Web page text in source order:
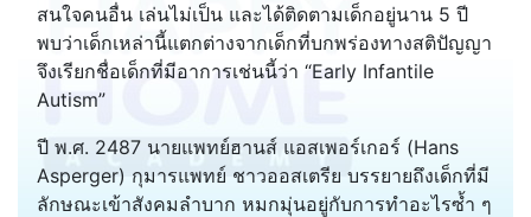
สนใจคนอื่น เล่นไม่เป็น และได้ติดตามเด็กอยู่นาน 5 ปี
พบว่าเด็กเหล่านี้แตกต่างจากเด็กที่บกพร่องทางสติปัญญา
จึงเรียกชื่อเด็กที่มีอาการเช่นนี้ว่า “Early Infantile
Autism”
ปี พ.ศ. 2487 นายแพทย์ฮานส์ แอสเพอร์เกอร์ (Hans
Asperger) กุมารแพทย์ ชาวออสเตรีย บรรยายถึงเด็กที่มี
ลักษณะเข้าสังคมลำบาก หมกมุ่นอยู่กับการทำอะไรซ้ำ ๆ